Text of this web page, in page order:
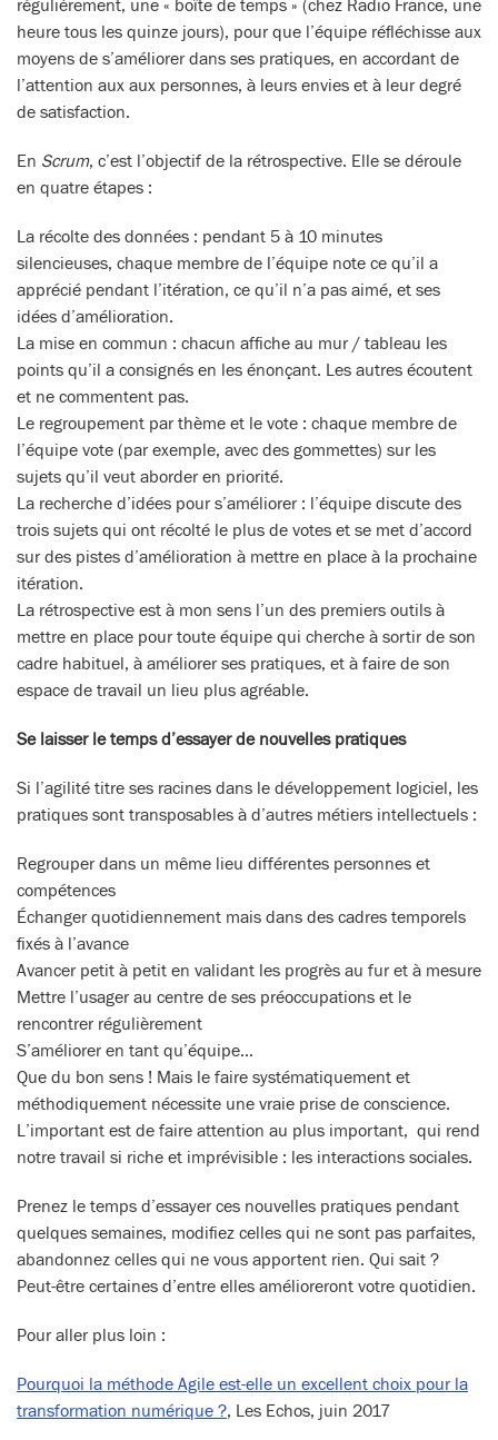
régulièrement, une « boîte de temps » (chez Radio France, une
heure tous les quinze jours), pour que l’équipe réfléchisse aux
moyens de s’améliorer dans ses pratiques, en accordant de
l’attention aux aux personnes, à leurs envies et à leur degré
de satisfaction.
En Scrum, c’est l’objectif de la rétrospective. Elle se déroule
en quatre étapes :
La récolte des données : pendant 5 à 10 minutes
silencieuses, chaque membre de l’équipe note ce qu’il a
apprécié pendant l’itération, ce qu’il n’a pas aimé, et ses
idées d’amélioration.
La mise en commun : chacun affiche au mur / tableau les
points qu’il a consignés en les énonçant. Les autres écoutent
et ne commentent pas.
Le regroupement par thème et le vote : chaque membre de
l’équipe vote (par exemple, avec des gommettes) sur les
sujets qu’il veut aborder en priorité.
La recherche d’idées pour s’améliorer : l’équipe discute des
trois sujets qui ont récolté le plus de votes et se met d’accord
sur des pistes d’amélioration à mettre en place à la prochaine
itération.
La rétrospective est à mon sens l’un des premiers outils à
mettre en place pour toute équipe qui cherche à sortir de son
cadre habituel, à améliorer ses pratiques, et à faire de son
espace de travail un lieu plus agréable.
Se laisser le temps d’essayer de nouvelles pratiques
Si l’agilité titre ses racines dans le développement logiciel, les
pratiques sont transposables à d’autres métiers intellectuels :
Regrouper dans un même lieu différentes personnes et
compétences
Échanger quotidiennement mais dans des cadres temporels
fixés à l’avance
Avancer petit à petit en validant les progrès au fur et à mesure
Mettre l’usager au centre de ses préoccupations et le
rencontrer régulièrement
S’améliorer en tant qu’équipe…
Que du bon sens ! Mais le faire systématiquement et
méthodiquement nécessite une vraie prise de conscience.
L’important est de faire attention au plus important, qui rend
notre travail si riche et imprévisible : les interactions sociales.
Prenez le temps d’essayer ces nouvelles pratiques pendant
quelques semaines, modifiez celles qui ne sont pas parfaites,
abandonnez celles qui ne vous apportent rien. Qui sait ?
Peut-être certaines d’entre elles amélioreront votre quotidien.
Pour aller plus loin :
Pourquoi la méthode Agile est-elle un excellent choix pour la
transformation numérique ?, Les Echos, juin 2017